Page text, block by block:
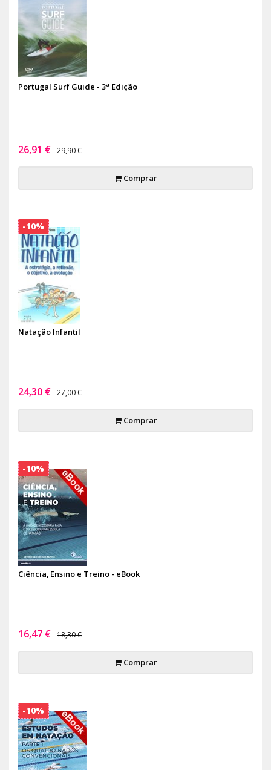
Portugal Surf Guide - 3ª Edição
26,91 € 29,90 €
Comprar
Natação Infantil
24,30 € 27,00 €
Comprar
-10%
Ciência, Ensino e Treino - eBook
16,47 € 18,30 €
Comprar
-10%
-10%